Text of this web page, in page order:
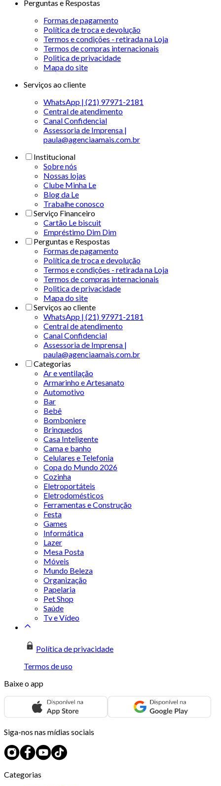
Perguntas e Respostas
Formas de pagamento
Política de troca e devolução
Termos e condições - retirada na Loja
Termos de compras internacionais
Politica de privacidade
Mapa do site
Serviços ao cliente
WhatsApp | (21) 97971-2181
Central de atendimento
Canal Confidencial
Assessoria de Imprensa |
paula@agenciaamais.com.br
Institucional
Sobre nós
Nossas lojas
Clube Minha Le
Blog da Le
Trabalhe conosco
Serviço Financeiro
Cartão Le biscuit
Empréstimo Dim Dim
Perguntas e Respostas
Formas de pagamento
Política de troca e devolução
Termos e condições - retirada na Loja
Termos de compras internacionais
Politica de privacidade
Mapa do site
Serviços ao cliente
WhatsApp | (21) 97971-2181
Central de atendimento
Canal Confidencial
Assessoria de Imprensa |
paula@agenciaamais.com.br
Categorias
Ar e ventilação
Armarinho e Artesanato
Automotivo
Bar
Bebê
Bomboniere
Brinquedos
Casa Inteligente
Cama e banho
Celulares e Telefonia
Copa do Mundo 2026
Cozinha
Eletroportáteis
Eletrodomésticos
Ferramentas e Construção
Festa
Games
Informática
Lazer
Mesa Posta
Móveis
Mundo Beleza
Organização
Papelaria
Pet Shop
Saúde
Tv e Vídeo
Política de privacidade
Termos de uso
Baixe o app
Siga-nos nas mídias sociais
Categorias